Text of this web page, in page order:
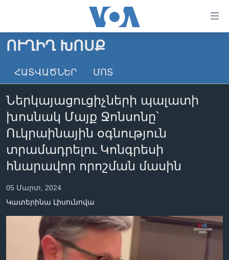
անցնել
հիմնական
անցնել
բովանդակությանը
հիմնական
բովանդակություն
ԳԼԽԱՎՈՐ ԷՋ
ԼՈՒՐԵՐ
ՏԵՍԱՆՅՈՒԹԵՐ
ՖԻԼՄԵՐ
ՖԻԼՄԵՐ
IN ENGLISH
ՄԵՐ ՄԱՍԻՆ
ՄԵՐ ՄԱՍԻՆ
«ԱՄԵՐԻԿԱՅԻ ՁԱՅՆ»-Ի ԿԱՆՈՆԱԴՐՈՒԹՅՈՒՆ
ԿԱՊ ՄԵԶ ՀԵՏ
ՈՒԿՐԱԻՆԱԿԱՆ ՊԱՏԵՐԱԶՄ
Learning English
ՀԵՏԵՒԵՔ ՄԵԶ
ՈՒՂԻՂ ԽՈՍՔ
ՀԱՏՎԱԾՆԵՐ ՄՈՏ
Ներկայացուցիչների պալատի
խոսնակ Մայք Ջոնսոնը՝
Ուկրաինային օգնություն
տրամադրելու Կոնգրեսի
հնարավոր որոշման մասին
05 Մարտ, 2024
Կատերինա Լիսունովա